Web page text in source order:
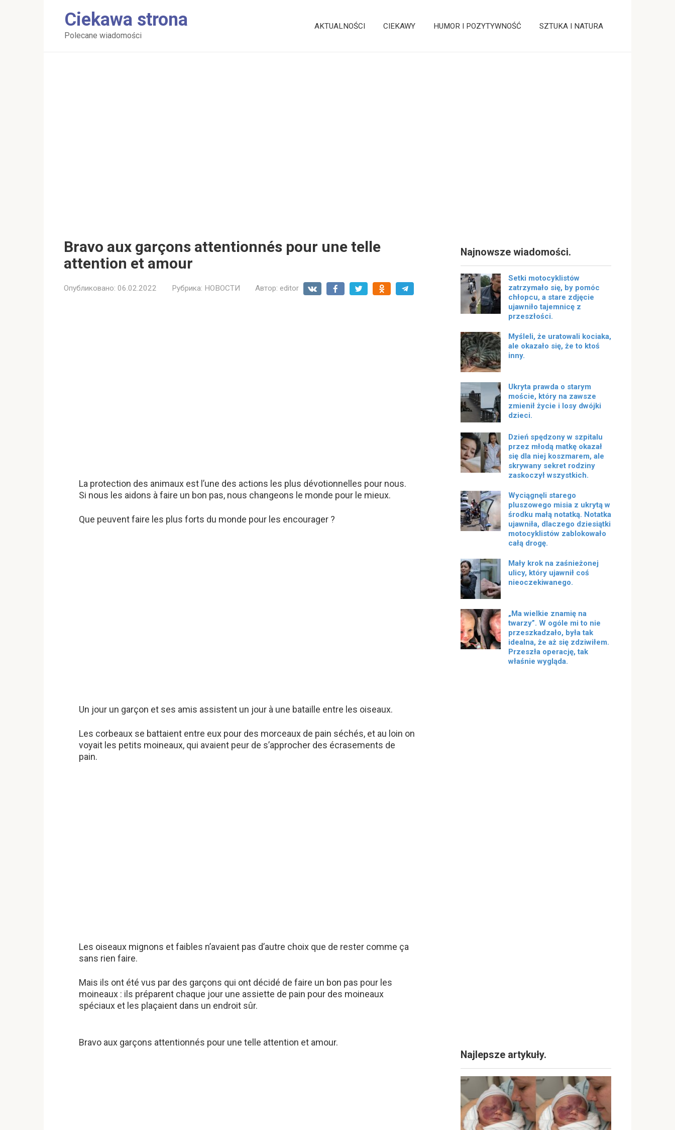
Ciekawa strona
Polecane wiadomości
AKTUALNOŚCI CIEKAWY HUMOR I POZYTYWNOŚĆ SZTUKA I NATURA
Bravo aux garçons attentionnés pour une telle
attention et amour
Опубликовано: 06.02.2022 Рубрика: НОВОСТИ Автор: editor
La protection des animaux est l’une des actions les plus dévotionnelles pour nous.
Si nous les aidons à faire un bon pas, nous changeons le monde pour le mieux.
Que peuvent faire les plus forts du monde pour les encourager ?
Un jour un garçon et ses amis assistent un jour à une bataille entre les oiseaux.
Les corbeaux se battaient entre eux pour des morceaux de pain séchés, et au loin on
voyait les petits moineaux, qui avaient peur de s’approcher des écrasements de
pain.
Les oiseaux mignons et faibles n’avaient pas d’autre choix que de rester comme ça
sans rien faire.
Mais ils ont été vus par des garçons qui ont décidé de faire un bon pas pour les
moineaux : ils préparent chaque jour une assiette de pain pour des moineaux
spéciaux et les plaçaient dans un endroit sûr.
Bravo aux garçons attentionnés pour une telle attention et amour.
Najnowsze wiadomości.
Setki motocyklistów
zatrzymało się, by pomóc
chłopcu, a stare zdjęcie
ujawniło tajemnicę z
przeszłości.
Myśleli, że uratowali kociaka,
ale okazało się, że to ktoś
inny.
Ukryta prawda o starym
moście, który na zawsze
zmienił życie i losy dwójki
dzieci.
Dzień spędzony w szpitalu
przez młodą matkę okazał
się dla niej koszmarem, ale
skrywany sekret rodziny
zaskoczył wszystkich.
Wyciągnęli starego
pluszowego misia z ukrytą w
środku małą notatką. Notatka
ujawniła, dlaczego dziesiątki
motocyklistów zablokowało
całą drogę.
Mały krok na zaśnieżonej
ulicy, który ujawnił coś
nieoczekiwanego.
„Ma wielkie znamię na
twarzy”. W ogóle mi to nie
przeszkadzało, była tak
idealna, że ​​aż się zdziwiłem.
Przeszła operację, tak
właśnie wygląda.
Najlepsze artykuły.